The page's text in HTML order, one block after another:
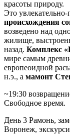
красоты природу.
Это увлекательно-
происхождения
возведено над
жилище,
назад. Комплекс
мире самым
европеоидной
н.э., а мамонт
~19:30
Свободное время.
День 3 Рамонь,
Воронеж,